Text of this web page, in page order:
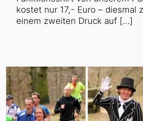
kostet nur 17,- Euro – diesmal
einem zweiten Druck auf […]